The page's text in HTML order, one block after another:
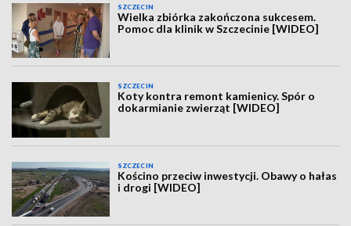
SZCZECIN
Wielka zbiórka zakończona sukcesem.
Pomoc dla klinik w Szczecinie [WIDEO]
SZCZECIN
Koty kontra remont kamienicy. Spór o
dokarmianie zwierząt [WIDEO]
SZCZECIN
Kościno przeciw inwestycji. Obawy o hałas
i drogi [WIDEO]